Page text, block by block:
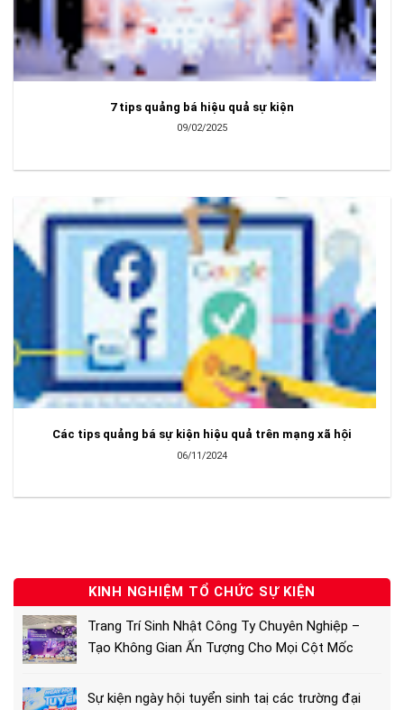
7 tips quảng bá hiệu quả sự kiện
09/02/2025
Các tips quảng bá sự kiện hiệu quả trên mạng xã hội
06/11/2024
KINH NGHIỆM TỔ CHỨC SỰ KIỆN
Trang Trí Sinh Nhật Công Ty Chuyên Nghiệp –
Tạo Không Gian Ấn Tượng Cho Mọi Cột Mốc
Sự kiện ngày hội tuyển sinh taị các trường đại